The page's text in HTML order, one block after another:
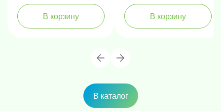
В корзину В корзину
В каталог